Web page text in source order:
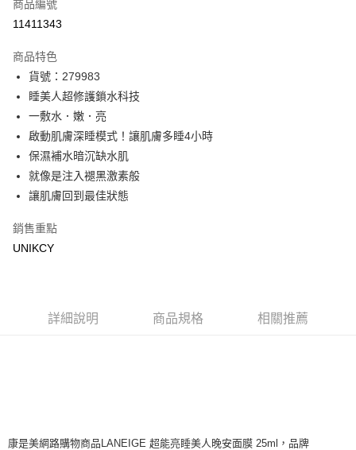
信用卡一次付款
LINE Pay
Apple Pay
街口支付
悠遊付
Google Pay
運送方式
7-11取貨付款［需3-5個工作天不含預購商品］
每筆NT$70，滿NT$499(含以上)免運費
商品編號
11411343
商品特色
貨號：279983
睡美人超修護鎖水科技
一敷水．嫩．亮
啟動肌膚深睡模式！讓肌膚多睡4小時
保濕補水暗沉缺水肌
就像是注入褪黑激素般
讓肌膚回到最佳狀態
銷售重點
UNIKCY
詳細說明 商品規格 相關推薦
康是美網路購物商品LANEIGE 超能亮睡美人晚安面膜 25ml，品牌